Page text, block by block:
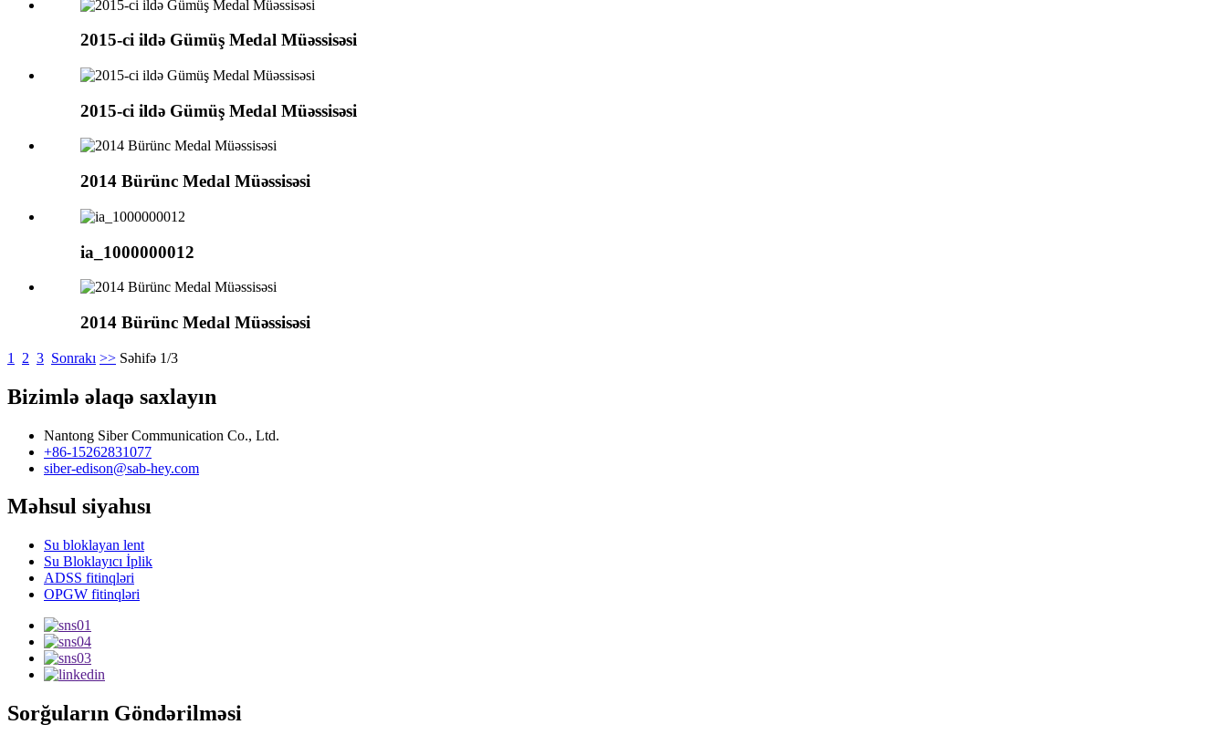
2015-ci ildə Gümüş Medal Müəssisəsi
2015-ci ildə Gümüş Medal Müəssisəsi
2014 Bürünc Medal Müəssisəsi
ia_1000000012
2014 Bürünc Medal Müəssisəsi
1 2 3 Sonrakı >> Səhifə 1/3
Bizimlə əlaqə saxlayın
Nantong Siber Communication Co., Ltd.
+86-15262831077
siber-edison@sab-hey.com
Məhsul siyahısı
Su bloklayan lent
Su Bloklayıcı İplik
ADSS fitinqləri
OPGW fitinqləri
Sorğuların Göndərilməsi